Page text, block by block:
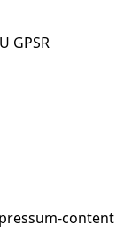
GPSR
content